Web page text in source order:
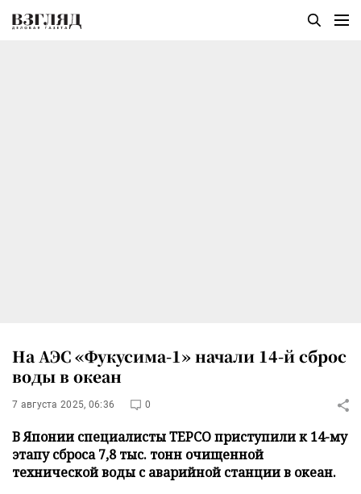
На АЭС «Фукусима-1» начали 14-й сброс
воды в океан
7 августа 2025, 06:36 0
В Японии специалисты TEPCO приступили к 14-му
этапу сброса 7,8 тыс. тонн очищенной
технической воды с аварийной станции в океан.